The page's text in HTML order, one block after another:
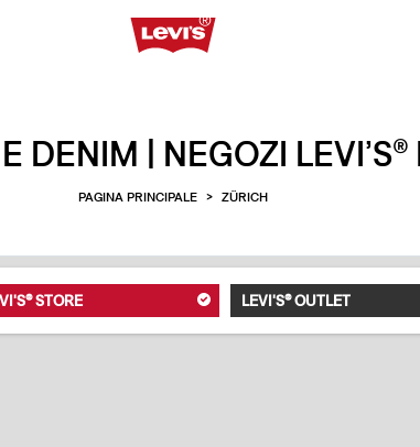
DENIM | NEGOZI
PAGINA PRINCIPALE > ZÜRICH
STORE LEVI'S® OUTLET